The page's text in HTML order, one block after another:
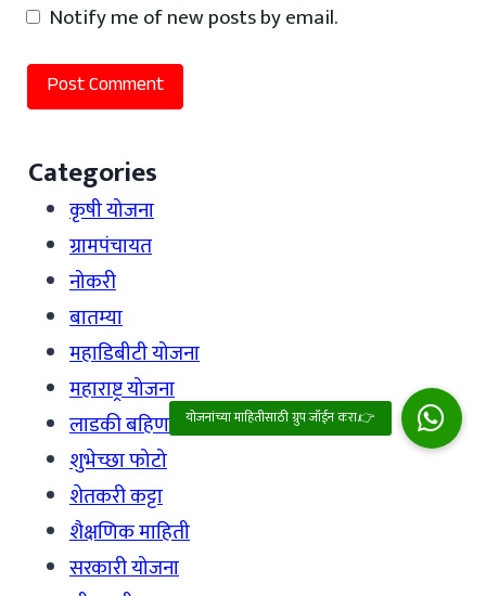
Notify me of new posts by email.
Categories
कृषी योजना
ग्रामपंचायत
नोकरी
बातम्या
महाडिबीटी योजना
महाराष्ट्र योजना
लाडकी बहिण योजना माहिती
शुभेच्छा फोटो
शेतकरी कट्टा
शैक्षणिक माहिती
सरकारी योजना